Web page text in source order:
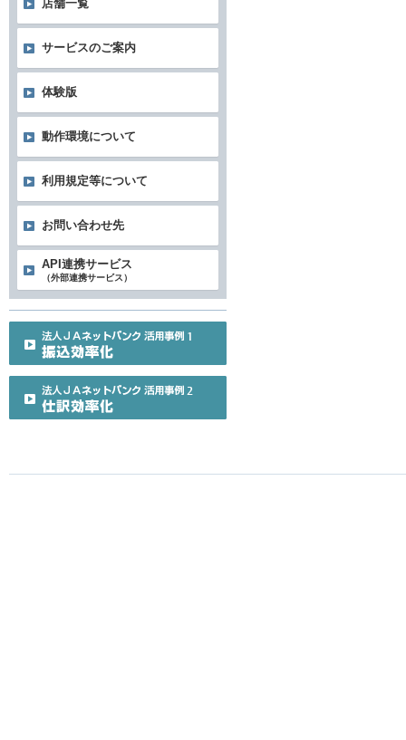
店舗一覧
サービスのご案内
体験版
動作環境について
利用規定等について
お問い合わせ先
API連携サービス
（外部連携サービス）